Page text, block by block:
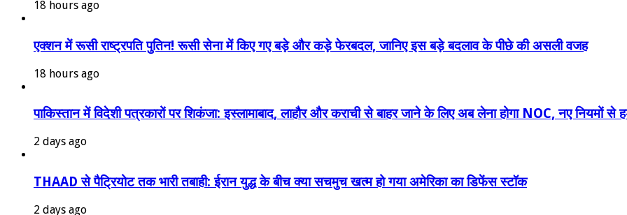
18 hours ago
एक्शन में रूसी राष्ट्रपति पुतिन! रूसी सेना में किए गए बड़े और कड़े फेरबदल, जानिए इस बड़े बदलाव के पीछे की असली वजह
18 hours ago
पाकिस्तान में विदेशी पत्रकारों पर शिकंजा: इस्लामाबाद, लाहौर और कराची से बाहर जाने के लिए अब लेना होगा NOC, नए नियमों से
2 days ago
THAAD से पैट्रियोट तक भारी तबाही: ईरान युद्ध के बीच क्या सचमुच खत्म हो गया अमेरिका का डिफेंस स्टॉक
2 days ago